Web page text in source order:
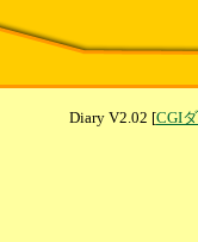
Diary V2.02 [CGI